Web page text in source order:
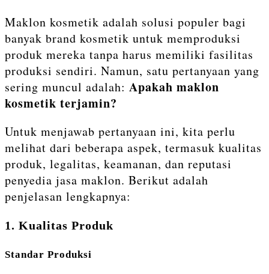
Maklon kosmetik adalah solusi populer bagi
banyak brand kosmetik untuk memproduksi
produk mereka tanpa harus memiliki fasilitas
produksi sendiri. Namun, satu pertanyaan yang
sering muncul adalah: Apakah maklon
kosmetik terjamin?
Untuk menjawab pertanyaan ini, kita perlu
melihat dari beberapa aspek, termasuk kualitas
produk, legalitas, keamanan, dan reputasi
penyedia jasa maklon. Berikut adalah
penjelasan lengkapnya:
1. Kualitas Produk
Standar Produksi